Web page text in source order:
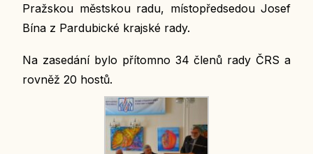
Praž­skou měst­skou radu, mís­to­před­se­dou Josef
Bína z Par­du­bic­ké kraj­ské rady.
Na za­se­dá­ní bylo pří­tomno 34 členů rady ČRS a
rovněž 20 hostů.